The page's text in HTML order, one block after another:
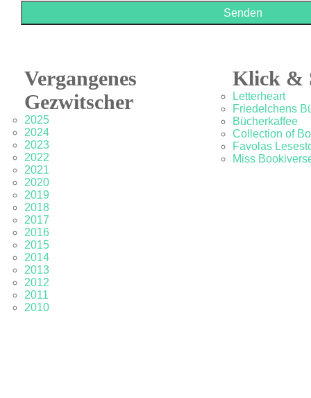
Vergangenes
Gezwitscher
2025
2024
2023
2022
2021
2020
2019
2018
2017
2016
2015
2014
2013
2012
2011
2010
Klick &
Letterheart
Friedelchens
Bücherkaffee
Collection of
Favolas
Miss